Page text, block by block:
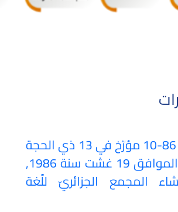
قانون رقم 86-10 مؤرّخ في 13 ذي الحجة
عام 1406 الموافق 19 غشت سنة 1986,
المجمع الجزائريّ للّغة